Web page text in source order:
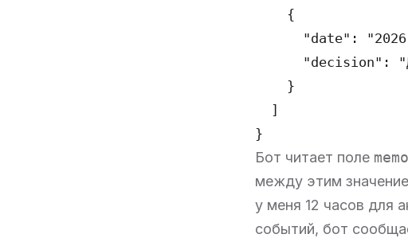
    {
"date":
"decision":
    }
  ]
}
Бот читает поле
между этим
у меня 12 часов для
событий, бот